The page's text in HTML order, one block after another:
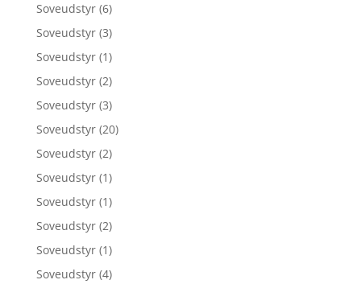
Soveudstyr (6)
Soveudstyr (3)
Soveudstyr (1)
Soveudstyr (2)
Soveudstyr (3)
Soveudstyr (20)
Soveudstyr (2)
Soveudstyr (1)
Soveudstyr (1)
Soveudstyr (2)
Soveudstyr (1)
Soveudstyr (4)